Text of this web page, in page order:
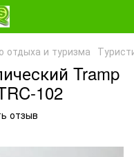
отдыха и туризма
Tramp
102
отзыв